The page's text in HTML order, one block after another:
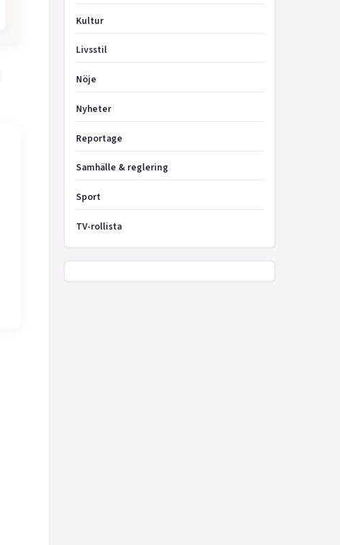
Kultur
Livsstil
Nöje
Nyheter
Reportage
Samhälle & reglering
Sport
TV-rollista